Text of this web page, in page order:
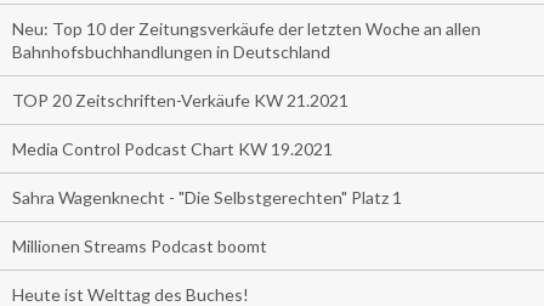
Neu: Top 10 der Zeitungsverkäufe der letzten Woche an allen
Bahnhofsbuchhandlungen in Deutschland
TOP 20 Zeitschriften-Verkäufe KW 21.2021
Media Control Podcast Chart KW 19.2021
Sahra Wagenknecht - "Die Selbstgerechten" Platz 1
Millionen Streams Podcast boomt
Heute ist Welttag des Buches!